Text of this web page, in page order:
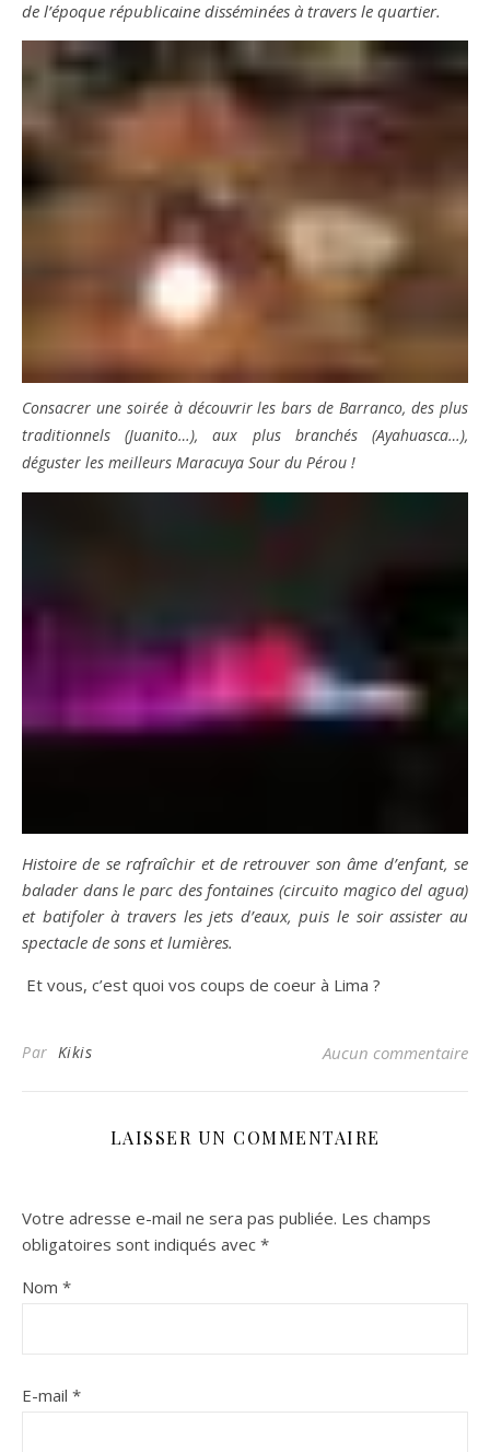
de l’époque républicaine disséminées à travers le quartier.
Consacrer une soirée à découvrir les bars de Barranco, des plus
traditionnels (Juanito…), aux plus branchés (Ayahuasca…),
déguster les meilleurs Maracuya Sour du Pérou !
Histoire de se rafraîchir et de retrouver son âme d’enfant, se
balader dans le parc des fontaines (circuito magico del agua)
et batifoler à travers les jets d’eaux, puis le soir assister au
spectacle de sons et lumières.
Et vous, c’est quoi vos coups de coeur à Lima ?
Par Kikis Aucun commentaire
LAISSER UN COMMENTAIRE
Votre adresse e-mail ne sera pas publiée. Les champs
obligatoires sont indiqués avec *
Nom *
E-mail *